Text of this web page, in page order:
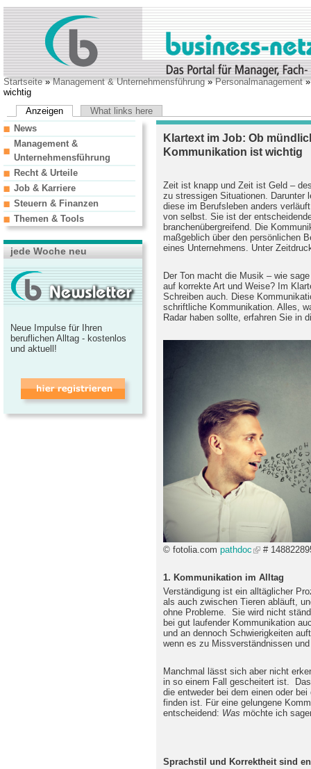
Startseite»Management & Unternehmensführung»Personalmanagement
wichtig
Anzeigen
What links here
Klartext im Job: Ob
Kommunikation ist wichtig
Zeit ist knapp und Zeit ist Geld –
zu stressigen Situationen. Darunter
diese im Berufsleben anders
von selbst. Sie ist der
branchenübergreifend. Die
maßgeblich über den persönlichen
eines Unternehmens. Unter
Der Ton macht die Musik – wie
auf korrekte Art und Weise? Im
Schreiben auch. Diese
schriftliche Kommunikation. Alles,
Radar haben sollte, erfahren Sie in
© fotolia.com pathdoc #
1. Kommunikation im Alltag
Verständigung ist ein alltäglicher
als auch zwischen Tieren abläuft,
ohne Probleme. Sie wird nicht
bei gut laufender Kommunikation
und an dennoch Schwierigkeiten
wenn es zu Missverständnissen
Manchmal lässt sich aber nicht
in so einem Fall gescheitert ist.
die entweder bei dem einen oder
finden ist. Für eine gelungene
entscheidend: Was möchte ich
Sprachstil und Korrektheit sind
News
Management &
Unternehmensführung
Recht & Urteile
Job & Karriere
Steuern & Finanzen
Themen & Tools
jede Woche neu
Neue Impulse für Ihren
beruflichen Alltag - kostenlos
und aktuell!